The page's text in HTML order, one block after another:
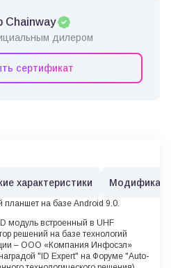
дилером
сертификат
характеристики
на базе Android 9.0.
модуль встроенный в UHF
решений на базе технологий
– ООО «Компания Инфосэл»
"ID Expert" на Форуме "Auto-